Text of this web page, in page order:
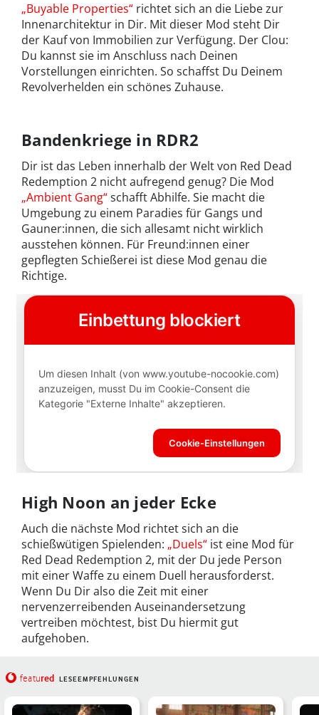
„Buyable Properties“ richtet sich an die Liebe zur
Innenarchitektur in Dir. Mit dieser Mod steht Dir
der Kauf von Immobilien zur Verfügung. Der Clou:
Du kannst sie im Anschluss nach Deinen
Vorstellungen einrichten. So schaffst Du Deinem
Revolverhelden ein schönes Zuhause.
Bandenkriege in RDR2
Dir ist das Leben innerhalb der Welt von Red Dead
Redemption 2 nicht aufregend genug? Die Mod
„Ambient Gang“schafft Abhilfe. Sie macht die
Umgebung zu einem Paradies für Gangs und
Gauner:innen, die sich allesamt nicht wirklich
ausstehen können. Für Freund:innen einer
gepflegten Schießerei ist diese Mod genau die
Richtige.
High Noon an jeder Ecke
Auch die nächste Mod richtet sich an die
schießwütigen Spielenden: „Duels“ ist eine Mod für
Red Dead Redemption 2, mit der Du jede Person
mit einer Waffe zu einem Duell herausforderst.
Wenn Du Dir also die Zeit mit einer
nervenzerreibenden Auseinandersetzung
vertreiben möchtest, bist Du hiermit gut
aufgehoben.
featured LESEEMPFEHLUNGEN